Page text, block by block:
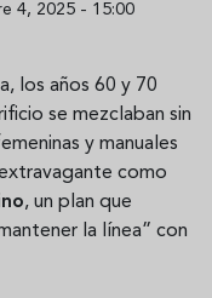
4, 2025 - 15:00
los años 60 y 70
se mezclaban sin
y manuales
como
, un plan que
la línea” con